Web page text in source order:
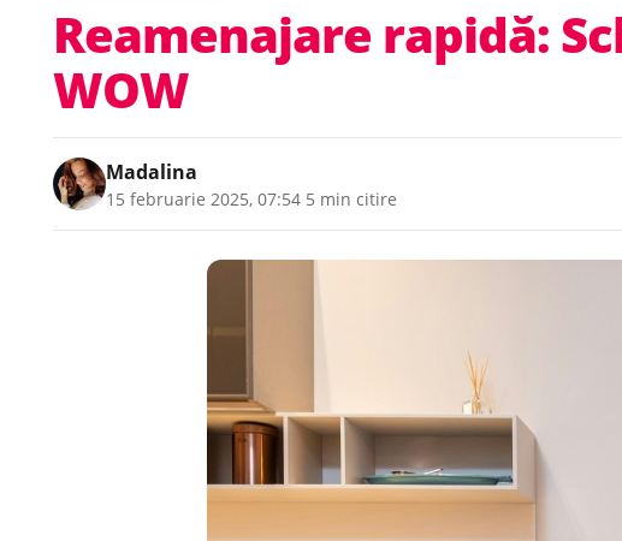
Reamenajare rapidă:
WOW
Madalina
15 februarie 2025, 07:54 5 min citire